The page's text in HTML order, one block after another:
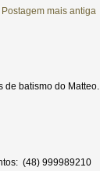
Postagem mais antiga
de batismo do Matteo.
(48) 999989210